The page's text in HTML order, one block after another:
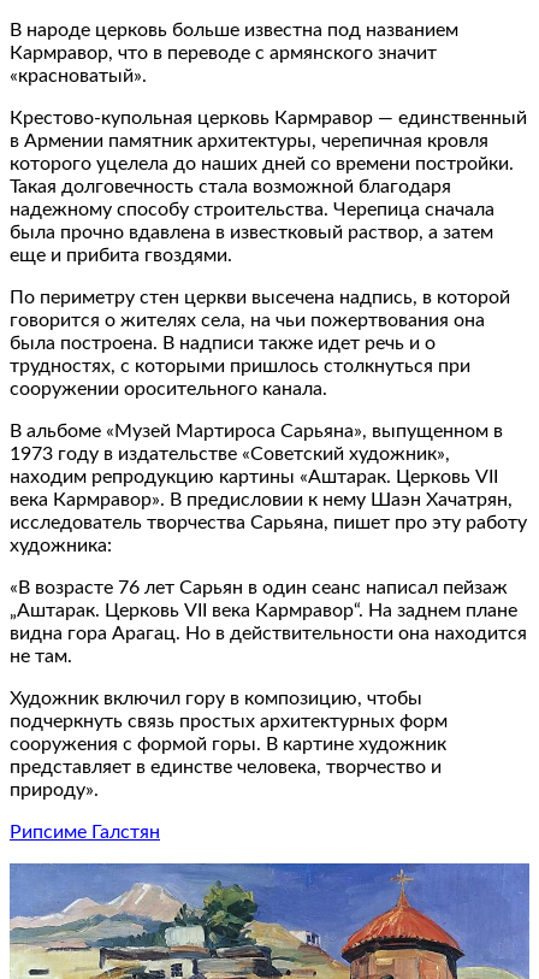
В народе церковь больше известна под названием
Кармравор, что в переводе с армянского значит
«красноватый».
Крестово-купольная церковь Кармравор — единственный
в Армении памятник архитектуры, черепичная кровля
которого уцелела до наших дней со времени постройки.
Такая долговечность стала возможной благодаря
надежному способу строительства. Черепица сначала
была прочно вдавлена в известковый раствор, а затем
еще и прибита гвоздями.
По периметру стен церкви высечена надпись, в которой
говорится о жителях села, на чьи пожертвования она
была построена. В надписи также идет речь и о
трудностях, с которыми пришлось столкнуться при
сооружении оросительного канала.
В альбоме «Музей Мартироса Сарьяна», выпущенном в
1973 году в издательстве «Советский художник»,
находим репродукцию картины «Аштарак. Церковь VII
века Кармравор». В предисловии к нему Шаэн Хачатрян,
исследователь творчества Сарьяна, пишет про эту работу
художника:
«В возрасте 76 лет Сарьян в один сеанс написал пейзаж
„Аштарак. Церковь VII века Кармравор“. На заднем плане
видна гора Арагац. Но в действительности она находится
не там.
Художник включил гору в композицию, чтобы
подчеркнуть связь простых архитектурных форм
сооружения с формой горы. В картине художник
представляет в единстве человека, творчество и
природу».
Рипсиме Галстян